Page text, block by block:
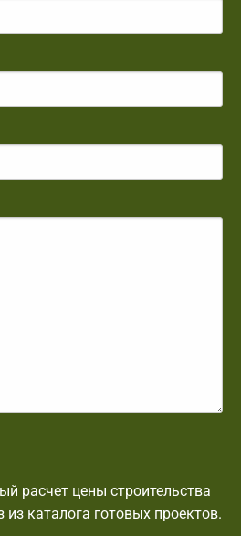
расчет цены строительства
каталога готовых проектов.